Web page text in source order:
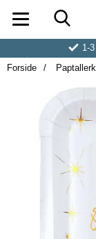
1-
Forside